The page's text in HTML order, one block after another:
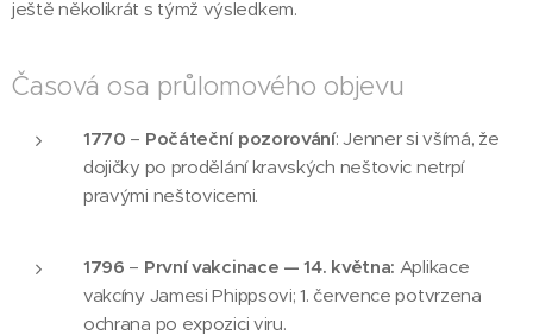
ještě několikrát s týmž výsledkem.
Časová osa průlomového objevu
1770 – Počáteční pozorování: Jenner si všímá, že
dojičky po prodělání kravských neštovic netrpí
pravými neštovicemi.
1796 – První vakcinace — 14. května: Aplikace
vakcíny Jamesi Phippsovi; 1. července potvrzena
ochrana po expozici viru.